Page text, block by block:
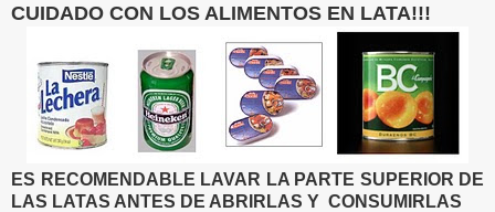
CUIDADO CON LOS ALIMENTOS EN LATA!!!
ES RECOMENDABLE LAVAR LA PARTE SUPERIOR DE
LAS LATAS ANTES DE ABRIRLAS Y CONSUMIRLAS